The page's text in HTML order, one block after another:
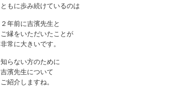
ともに歩み続けているのは
２年前に吉濱先生と
ご縁をいただいたことが
非常に大きいです。
知らない方のために
吉濱先生について
ご紹介しますね。